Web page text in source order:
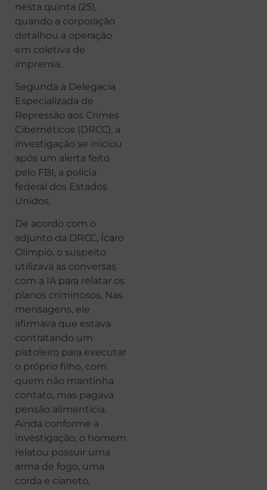
nesta quinta (25),
quando a corporação
detalhou a operação
em coletiva de
imprensa.
Segunda a Delegacia
Especializada de
Repressão aos Crimes
Cibernéticos (DRCC), a
investigação se iniciou
após um alerta feito
pelo FBI, a polícia
federal dos Estados
Unidos.
De acordo com o
adjunto da DRCC, Ícaro
Olímpio, o suspeito
utilizava as conversas
com a IA para relatar os
planos criminosos, Nas
mensagens, ele
afirmava que estava
contratando um
pistoleiro para executar
o próprio filho, com
quem não mantinha
contato, mas pagava
pensão alimentícia.
Ainda conforme a
investigação, o homem
relatou possuir uma
arma de fogo, uma
corda e cianeto,